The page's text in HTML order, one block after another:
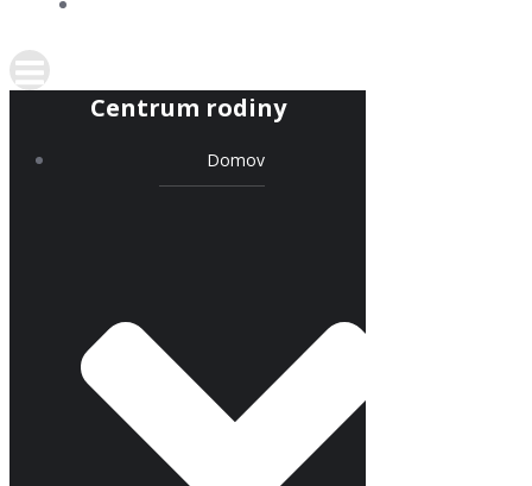
Centrum rodiny
Domov